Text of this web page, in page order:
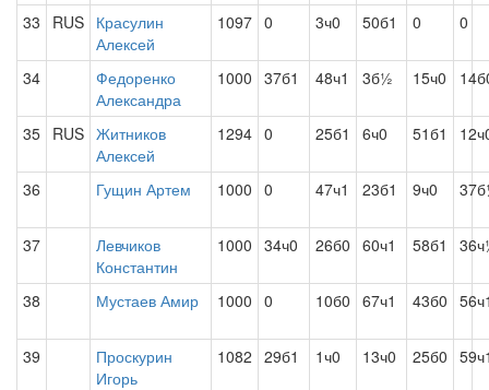
33 RUS Красулин
Алексей
1097 0 3ч0 50б1 0 0
34
Федоренко
Александра
1000 37б1 48ч1 3б½ 15ч0
35 RUS Житников
Алексей
1294 0 25б1 6ч0 51б1
36 Гущин Артем 1000 0 47ч1 23б1 9ч0
37
Левчиков
Константин
1000 34ч0 26б0 60ч1 58б1
38 Мустаев Амир 1000 0 10б0 67ч1 43б0
39
Проскурин
Игорь
1082 29б1 1ч0 13ч0 25б0